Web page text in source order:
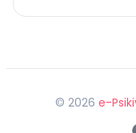
© 2026 e-